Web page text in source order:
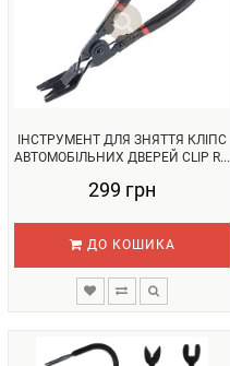
ІНСТРУМЕНТ ДЛЯ ЗНЯТТЯ КЛІПС
АВТОМОБІЛЬНИХ ДВЕРЕЙ CLIP R...
299 грн
ДО КОШИКА